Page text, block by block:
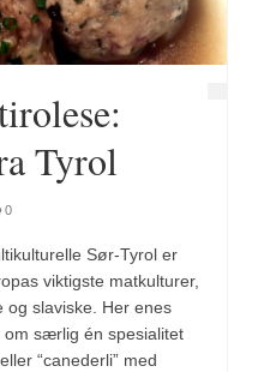
Tyrol
0
Sør-Tyrol er
viktigste matkulturer,
og slaviske. Her enes
om særlig én spesialitet
“canederli” med